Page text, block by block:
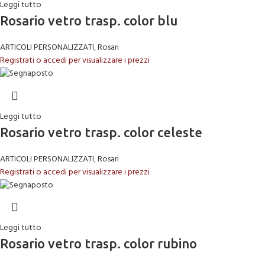
Leggi tutto
Rosario vetro trasp. color blu
ARTICOLI PERSONALIZZATI,Rosari
Registrati o accedi per visualizzare i prezzi
Leggi tutto
Rosario vetro trasp. color celeste
ARTICOLI PERSONALIZZATI,Rosari
Registrati o accedi per visualizzare i prezzi
Leggi tutto
Rosario vetro trasp. color rubino